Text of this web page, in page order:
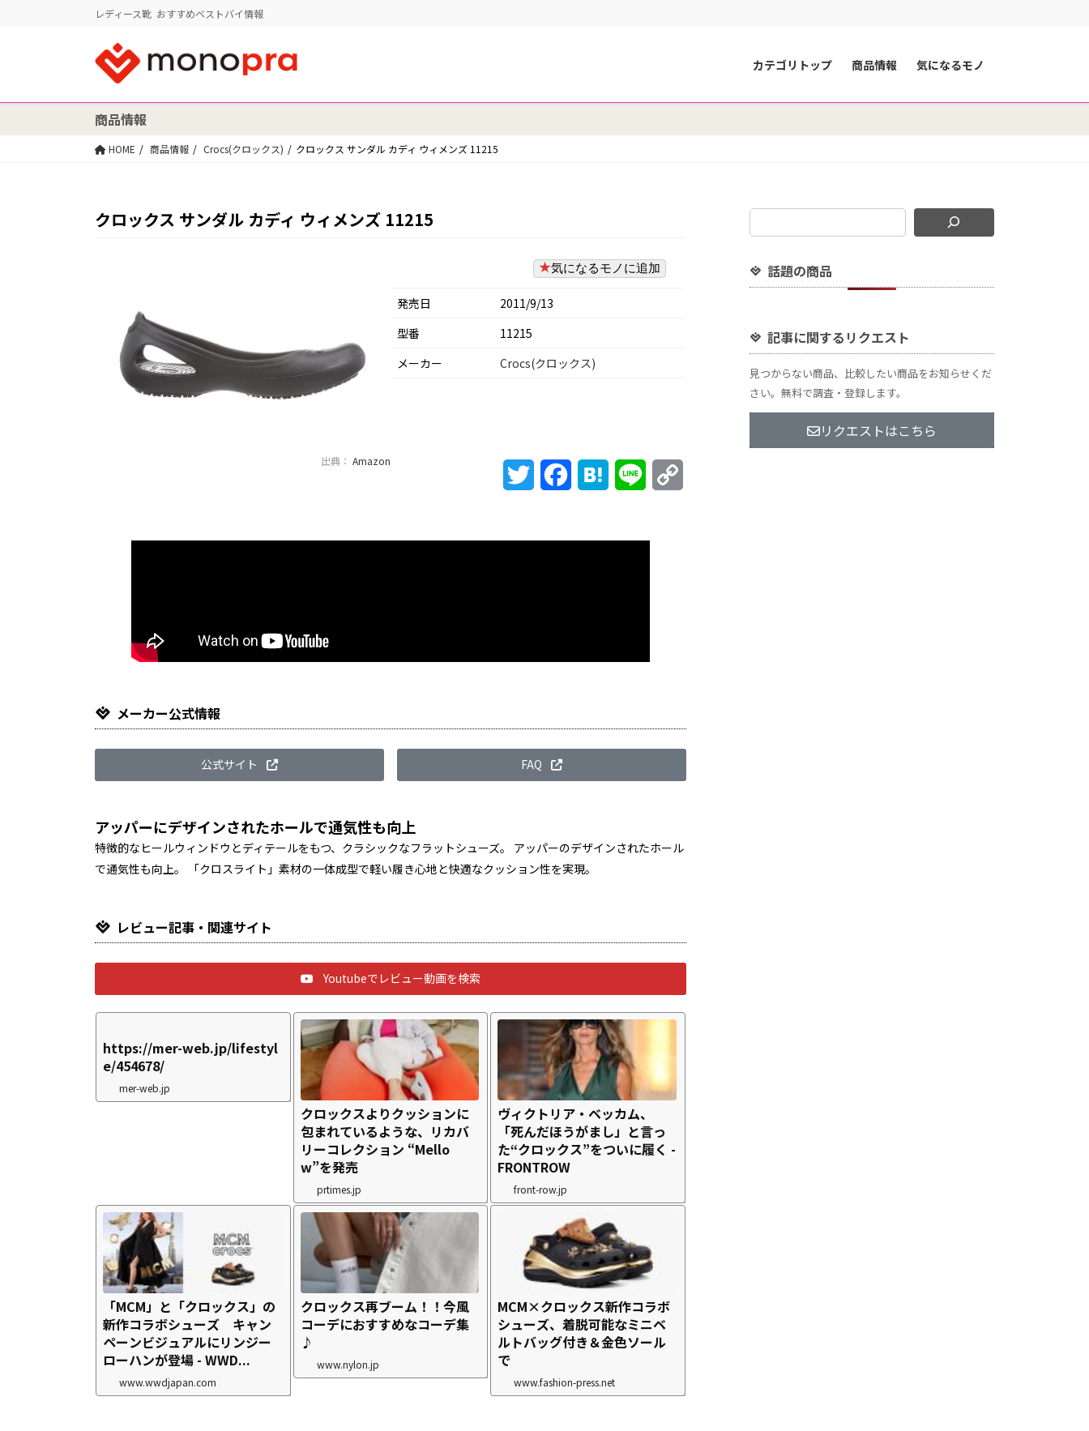
レディース靴 おすすめベストバイ情報
カテゴリトップ 商品情報 気になるモノ
商品情報
HOME 商品情報 Crocs(クロックス) クロックス サンダル カディ ウィメンズ 11215
クロックス サンダル カディ ウィメンズ 11215
出典： Amazon
気になるモノに追加
発売日
2011/9/13
型番
11215
メーカー
Crocs(クロックス)
Twitter FacebookHatena Line
メーカー公式情報
公式サイト FAQ
アッパーにデザインされたホールで通気性も向上
特徴的なヒールウィンドウとディテールをもつ、クラシックなフラットシューズ。 アッパーのデザインされたホール
で通気性も向上。 「クロスライト」素材の一体成型で軽い履き心地と快適なクッション性を実現。
レビュー記事・関連サイト
Youtubeでレビュー動画を検索
https://mer-web.jp/lifestyl
e/454678/
mer-web.jp
クロックスよりクッションに
包まれているような、リカバ
リーコレクション “Mello
w”を発売
prtimes.jp
ヴィクトリア・ベッカム、
「死んだほうがまし」と言っ
た“クロックス”をついに履く -
FRONTROW
front-row.jp
「MCM」と「クロックス」の
新作コラボシューズ キャン
ペーンビジュアルにリンジー
ローハンが登場 - WWD...
www.wwdjapan.com
クロックス再ブーム！！今風
コーデにおすすめなコーデ集
♪
www.nylon.jp
MCM×クロックス新作コラボ
シューズ、着脱可能なミニベ
ルトバッグ付き＆金色ソール
で
www.fashion-press.net
話題の商品
記事に関するリクエスト
見つからない商品、比較したい商品をお知らせくだ
さい。無料で調査・登録します。
リクエストはこちら